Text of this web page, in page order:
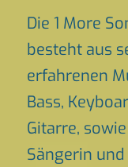
Die 1 More
besteht aus
erfahrenen
Bass,
Gitarre,
Sängerin